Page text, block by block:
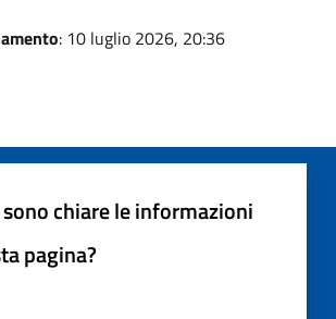
: 10 luglio 2026, 20:36
chiare le informazioni
pagina?